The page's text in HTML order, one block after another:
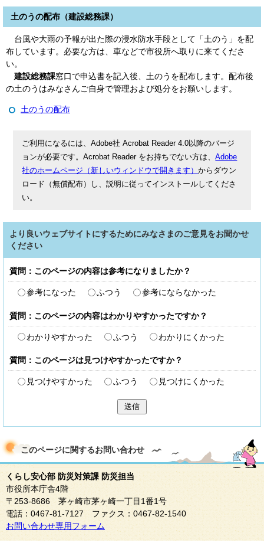
土のうの配布（建設総務課）
台風や大雨の予報が出た際の浸水防水手段として「土のう」を配
布しています。必要な方は、車などで市役所へ取りに来てくださ
い。
建設総務課窓口で申込書を記入後、土のうを配布します。配布後
の土のうはみなさんご自身で管理および処分をお願いします。
土のうの配布
ご利用になるには、Adobe社 Acrobat Reader 4.0以降のバージ
ョンが必要です。Acrobat Reader をお持ちでない方は、Adobe
社のホームページ（新しいウィンドウで開きます）からダウン
ロード（無償配布）し、説明に従ってインストールしてくださ
い。
より良いウェブサイトにするためにみなさまのご意見をお聞かせ
ください
質問：このページの内容は参考になりましたか？
参考になった ふつう 参考にならなかった
質問：このページの内容はわかりやすかったですか？
わかりやすかった ふつう わかりにくかった
質問：このページは見つけやすかったですか？
見つけやすかった ふつう 見つけにくかった
送信
このページに関するお問い合わせ
くらし安心部 防災対策課 防災担当
市役所本庁舎4階
〒253-8686 茅ヶ崎市茅ヶ崎一丁目1番1号
電話：0467-81-7127 ファクス：0467-82-1540
お問い合わせ専用フォーム